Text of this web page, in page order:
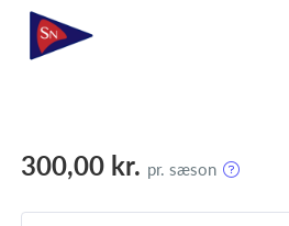
300,00 kr. pr. sæson